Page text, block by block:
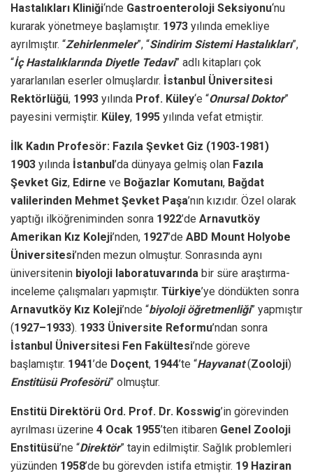
Hastalıkları Kliniği‘nde Gastroenteroloji Seksiyonu‘nu
kurarak yönetmeye başlamıştır. 1973 yılında emekliye
ayrılmıştır. “Zehirlenmeler”, “Sindirim Sistemi Hastalıkları”,
“İç Hastalıklarında Diyetle Tedavi” adlı kitapları çok
yararlanılan eserler olmuşlardır. İstanbul Üniversitesi
Rektörlüğü, 1993 yılında Prof. Küley‘e “Onursal Doktor”
payesini vermiştir. Küley, 1995 yılında vefat etmiştir.
İlk Kadın Profesör: Fazıla Şevket Giz (1903-1981)
1903 yılında İstanbul’da dünyaya gelmiş olan Fazıla
Şevket Giz, Edirne ve Boğazlar Komutanı, Bağdat
valilerinden Mehmet Şevket Paşa’nın kızıdır. Özel olarak
yaptığı ilköğreniminden sonra 1922’de Arnavutköy
Amerikan Kız Koleji’nden, 1927’de ABD Mount Holyobe
Üniversitesi’nden mezun olmuştur. Sonrasında aynı
üniversitenin biyoloji laboratuvarında bir süre araştırma-
inceleme çalışmaları yapmıştır. Türkiye’ye döndükten sonra
Arnavutköy Kız Koleji’nde “biyoloji öğretmenliği” yapmıştır
(1927–1933). 1933 Üniversite Reformu’ndan sonra
İstanbul Üniversitesi Fen Fakültesi’nde göreve
başlamıştır. 1941’de Doçent, 1944’te “Hayvanat(Zooloji)
Enstitüsü Profesörü” olmuştur.
Enstitü Direktörü Ord. Prof. Dr. Kosswig’in görevinden
ayrılması üzerine 4 Ocak 1955’ten itibaren Genel Zooloji
Enstitüsü’ne “Direktör” tayin edilmiştir. Sağlık problemleri
yüzünden 1958’de bu görevden istifa etmiştir. 19 Haziran